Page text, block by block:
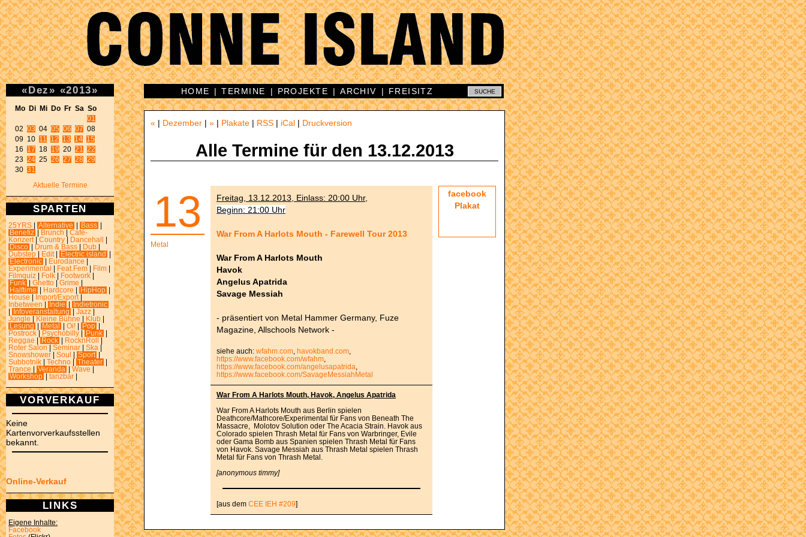
«Dez » «2013»
Mo Di Mi Do Fr Sa So
01
02 03 04 05 06 07 08
09 10 11 12 13 14 15
16 17 18 19 20 21
22
23 24 25 26 27 28 29
30 31
Aktuelle Termine
SPARTEN
25YRS Alternative Bass
Benefiz
Brunch
Café-
Konzert
Country Dancehall
Disco
Drum & Bass Dub
Dubstep
Edit Electric island
Electronic
Eurodance
Experimental
Feat.Fem Film
Filmquiz
Folk Footwork
Funk
Ghetto Grime
Halftime
Hardcore HipHop
House
Import/Export
Inbetween
Indie
Indietronic
Infoveranstaltung Jazz
Jungle
Kleine Bühne Klub
Lesung
Metal Oi! Pop
Postrock
Psychobilly Punk
Reggae
Rock RocknRoll
Roter Salon
Seminar Ska
Snowshower
Soul Sport
Subbotnik
Techno Theater
Trance
Veranda Wave
Workshop
tanzbar
VORVERKAUF
Keine
Kartenvorverkaufsstellen
bekannt.
Online-Verkauf
LINKS
Eigene Inhalte:
Facebook
HOME |TERMINE | PROJEKTE |ARCHIV | FREISITZ
« | Dezember | » | Plakate | RSS | iCal | Druckversion
Alle Termine für den 13.12.2013
13
Metal
facebook
Plakat
Freitag, 13.12.2013, Einlass: 20:00 Uhr,
Beginn: 21:00 Uhr
War From A Harlots Mouth - Farewell Tour 2013
War From A Harlots Mouth
Havok
Angelus Apatrida
Savage Messiah
- präsentiert von Metal Hammer Germany, Fuze
Magazine, Allschools Network -
siehe auch: wfahm.com havokband.com
https://www.facebook.com/wfahm
https://www.facebook.com/angelusapatrida
https://www.facebook.com/SavageMessiahMetal
War From A Harlots Mouth, Havok, Angelus Apatrida
War From A Harlots Mouth aus Berlin spielen
Deathcore/Mathcore/Experimental für Fans von Beneath The
Massacre, Molotov Solution oder The Acacia Strain. Havok aus
Colorado spielen Thrash Metal für Fans von Warbringer, Evile
oder Gama Bomb aus Spanien spielen Thrash Metal für Fans
von Havok. Savage Messiah aus Thrash Metal spielen Thrash
Metal für Fans von Thrash Metal.
[anonymous timmy]
[aus dem CEE IEH #209]